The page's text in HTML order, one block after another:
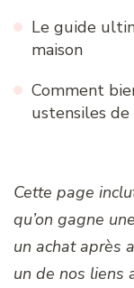
Le guide
maison
Comment
ustensiles de
Cette page
qu’on gagne
un achat après
un de nos liens